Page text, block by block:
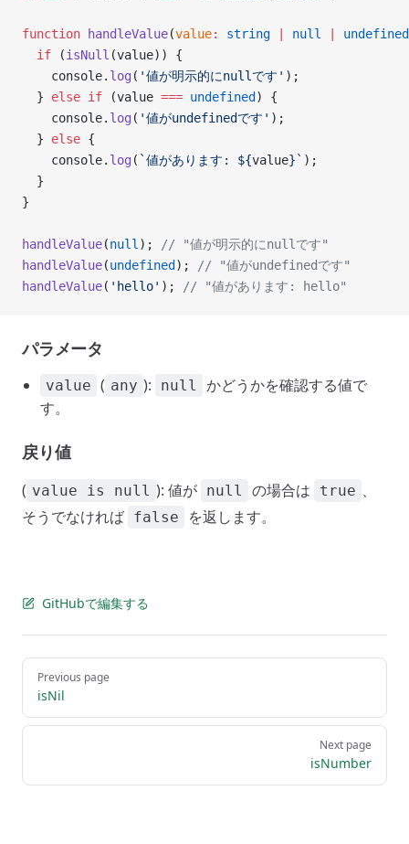
function handleValue(value: string null
undefined
  if
(isNull (value)) {
    console.
log ( '値が明示的にnullです' );
  }
else if (value === undefined ) {
    console.
log ( '値がundefinedです' );
  }
else {
    console.
log ( `値があります: ${value}` );
  }
}
handleValue(null );
// "値が明示的にnullです"
handleValue(undefined );
// "値がundefinedです"
handleValue( 'hello' ); // "値があります: hello"
パラメータ
value ( any ): null
かどうかを確認する値で
す。
戻り値
( value is null ): 値が null の場合は true 、
そうでなければ false を返します。
GitHubで編集する
Pager
Previous page
isNil
Next page
isNumber